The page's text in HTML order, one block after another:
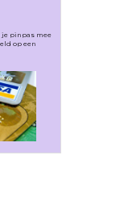
je pinpas mee
op een